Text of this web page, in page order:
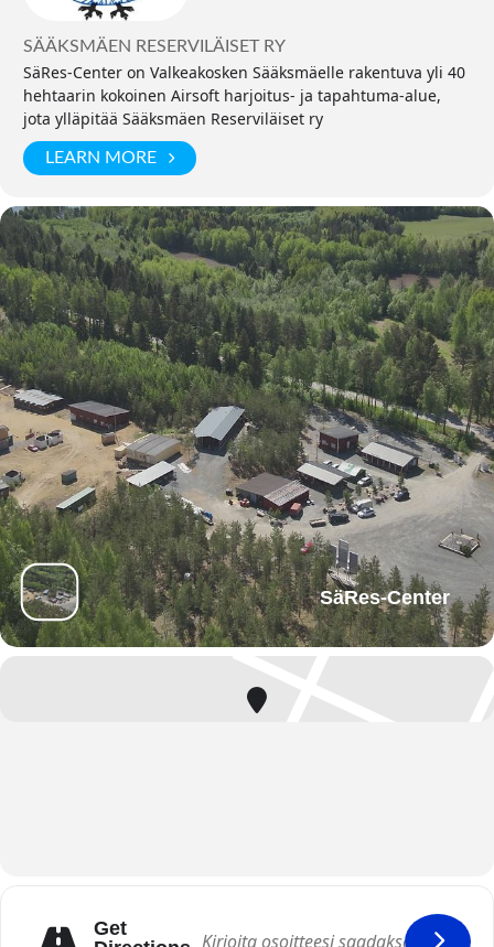
SÄÄKSMÄEN RESERVILÄISET RY
SäRes-Center on Valkeakosken Sääksmäelle rakentuva yli 40
hehtaarin kokoinen Airsoft harjoitus- ja tapahtuma-alue,
jota ylläpitää Sääksmäen Reserviläiset ry
LEARN MORE
SäRes-Center
Get